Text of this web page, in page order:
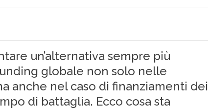
un’alternativa sempre più
globale non solo nelle
anche nel caso di finanziamenti dei
di battaglia. Ecco cosa sta